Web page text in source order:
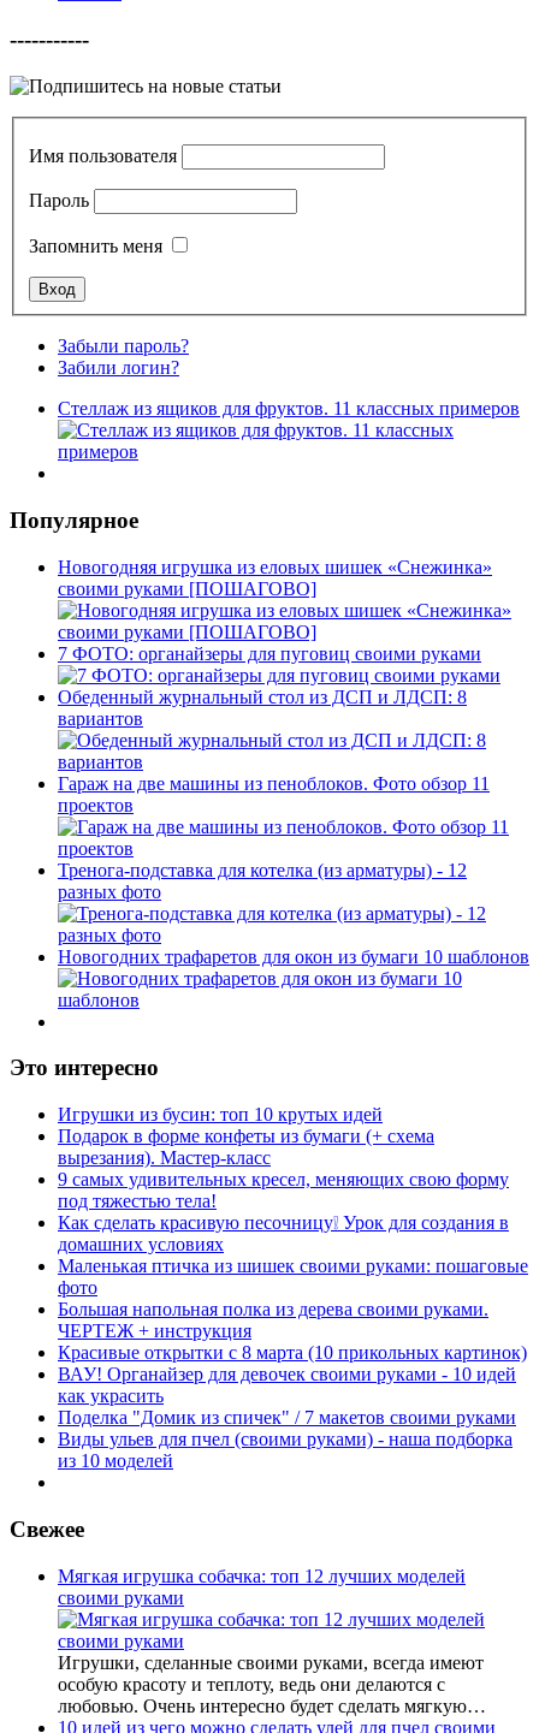
-----------
Имя пользователя
Пароль
Запомнить меня
Забыли пароль?
Забили логин?
Стеллаж из ящиков для фруктов. 11 классных примеров
Популярное
Новогодняя игрушка из еловых шишек «Снежинка»
своими руками [ПОШАГОВО]
7 ФОТО: органайзеры для пуговиц своими руками
Обеденный журнальный стол из ДСП и ЛДСП: 8
вариантов
Гараж на две машины из пеноблоков. Фото обзор 11
проектов
Тренога-подставка для котелка (из арматуры) - 12
разных фото
Новогодних трафаретов для окон из бумаги 10 шаблонов
Это интересно
Игрушки из бусин: топ 10 крутых идей
Подарок в форме конфеты из бумаги (+ схема
вырезания). Мастер-класс
9 самых удивительных кресел, меняющих свою форму
под тяжестью тела!
Как сделать красивую песочницу❕ Урок для создания в
домашних условиях
Маленькая птичка из шишек своими руками: пошаговые
фото
Большая напольная полка из дерева своими руками.
ЧЕРТЕЖ + инструкция
Красивые открытки с 8 марта (10 прикольных картинок)
ВАУ! Органайзер для девочек своими руками - 10 идей
как украсить
Поделка "Домик из спичек" / 7 макетов своими руками
Виды ульев для пчел (своими руками) - наша подборка
из 10 моделей
Свежее
Мягкая игрушка собачка: топ 12 лучших моделей
своими руками
Игрушки, сделанные своими руками, всегда имеют
особую красоту и теплоту, ведь они делаются с
любовью. Очень интересно будет сделать мягкую…
10 идей из чего можно сделать улей для пчел своими